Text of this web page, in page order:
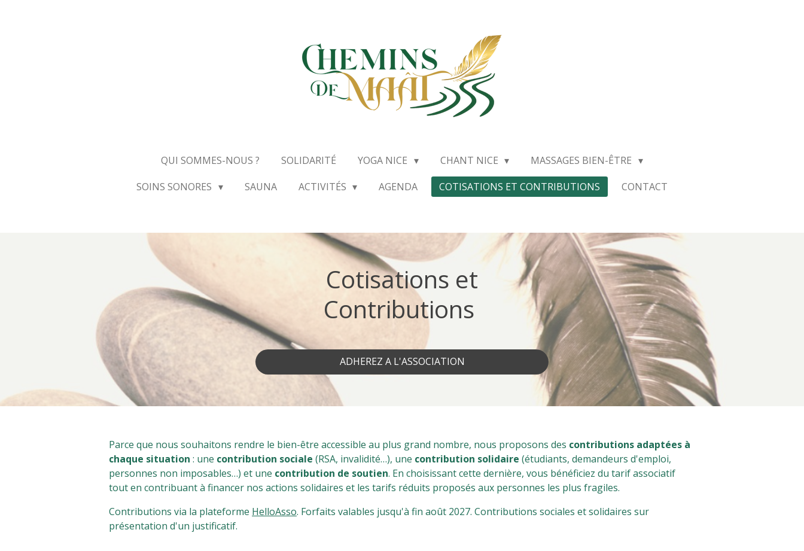
QUI SOMMES-NOUS ? SOLIDARITÉ YOGA NICE CHANT NICE
MASSAGES BIEN-ÊTRE
SOINS SONORES
SAUNA ACTIVITÉS AGENDA COTISATIONS ET CONTRIBUTIONS CONTACT
Cotisations et
Contributions
ADHEREZ A L'ASSOCIATION
Parce que nous souhaitons rendre le bien-être accessible au plus grand nombre, nous proposons des contributions adaptées à
chaque situation : une contribution sociale (RSA, invalidité…), une contribution solidaire (étudiants, demandeurs d'emploi,
personnes non imposables…) et une contribution de soutien. En choisissant cette dernière, vous bénéficiez du tarif associatif
tout en contribuant à financer nos actions solidaires et les tarifs réduits proposés aux personnes les plus fragiles.
Contributions via la plateforme HelloAsso. Forfaits valables jusqu'à fin août 2027. Contributions sociales et solidaires sur
présentation d'un justificatif.